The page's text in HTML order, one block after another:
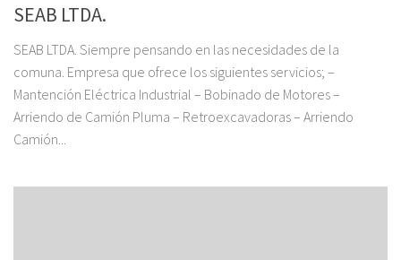
SEAB LTDA.
SEAB LTDA. Siempre pensando en las necesidades de la
comuna. Empresa que ofrece los siguientes servicios; –
Mantención Eléctrica Industrial – Bobinado de Motores –
Arriendo de Camión Pluma – Retroexcavadoras – Arriendo
Camión...